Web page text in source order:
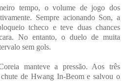
tempo, o volume de jogo dos
Sempre acionando Son, a
tcheco e teve duas chances
No entanto, o duelo de muita
sem gols.
manteve a pressão. Aos três
de Hwang In-Beom e salvou o